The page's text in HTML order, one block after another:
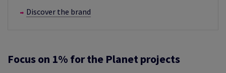
Discover the brand
Focus on 1% for the Planet projects